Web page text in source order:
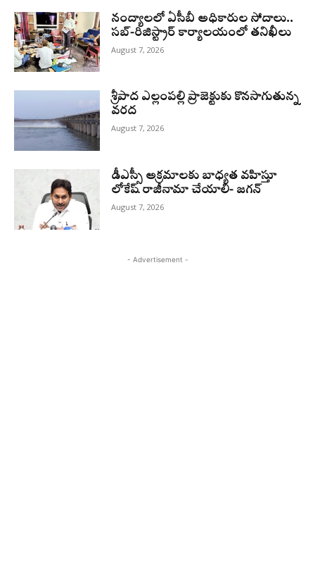
నంద్యాలలో ఏసీబీ అధికారుల సోదాలు..
సబ్-రిజిస్ట్రార్ కార్యాలయంలో తనిఖీలు
August 7, 2026
శ్రీపాద ఎల్లంపల్లి ప్రాజెక్టుకు కొనసాగుతున్న
వరద
August 7, 2026
డీఎస్సీ అక్రమాలకు బాధ్యత వహిస్తూ
లోకేష్‌ రాజీనామా చేయాలి- జగన్
August 7, 2026
- Advertisement -